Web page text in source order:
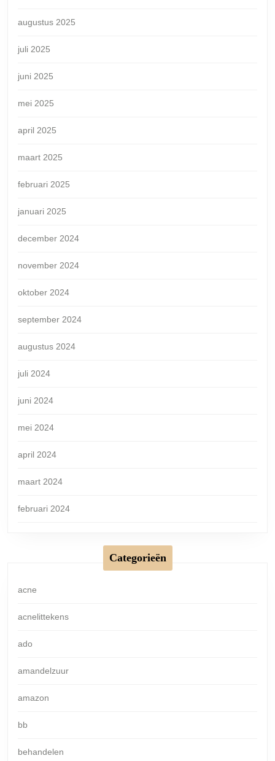
augustus 2025
juli 2025
juni 2025
mei 2025
april 2025
maart 2025
februari 2025
januari 2025
december 2024
november 2024
oktober 2024
september 2024
augustus 2024
juli 2024
juni 2024
mei 2024
april 2024
maart 2024
februari 2024
Categorieën
acne
acnelittekens
ado
amandelzuur
amazon
bb
behandelen